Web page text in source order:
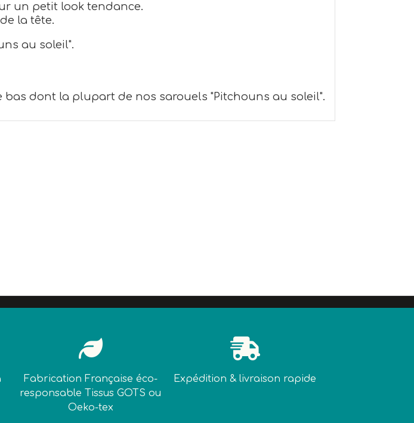
un petit look tendance.
la tête.
au soleil".
bas dont la plupart de nos sarouels "Pitchouns au soleil".

Fabrication Française éco-
responsable Tissus GOTS ou
Oeko-tex

Expédition & livraison rapide